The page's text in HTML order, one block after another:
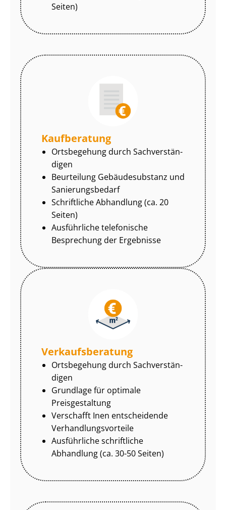
Seiten)
Kaufberatung
Ortsbegehung durch Sach­ver­stän­
di­gen
Beurteilung Gebäudesubstanz und
Sa­nie­rungs­be­darf
Schriftliche Abhandlung (ca. 20
Seiten)
Ausführliche telefonische
Besprechung der Ergebnisse
Ver­kaufs­be­ra­tung
Ortsbegehung durch Sach­ver­stän­
di­gen
Grundlage für optimale
Preisgestaltung
Verschafft Inen entscheidende
Ver­hand­lungs­vor­tei­le
Ausführliche schriftliche
Abhandlung (ca. 30-50 Seiten)